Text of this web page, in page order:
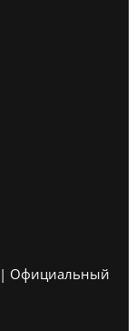
| Официальный